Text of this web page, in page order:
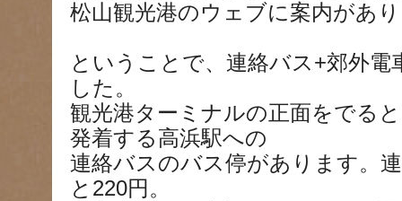
松山観光港のウェブに案内があ
ということで、連絡バス+郊外電
した。
観光港ターミナルの正面をでる
発着する高浜駅への
連絡バスのバス停があります。
と220円。